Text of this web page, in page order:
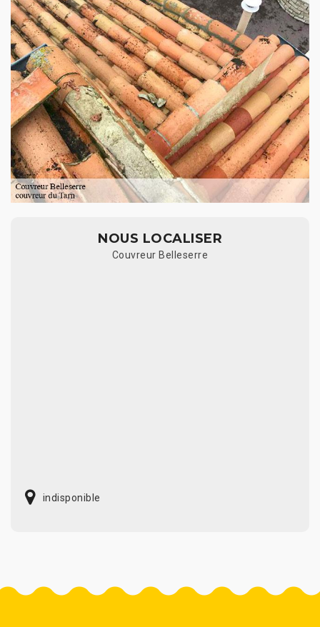
NOUS LOCALISER
Couvreur Belleserre
indisponible